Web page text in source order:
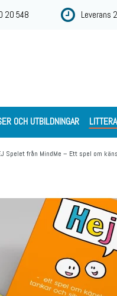
20 548 Leverans
OCH UTBILDNINGAR
Spelet från MindMe – Ett spel om